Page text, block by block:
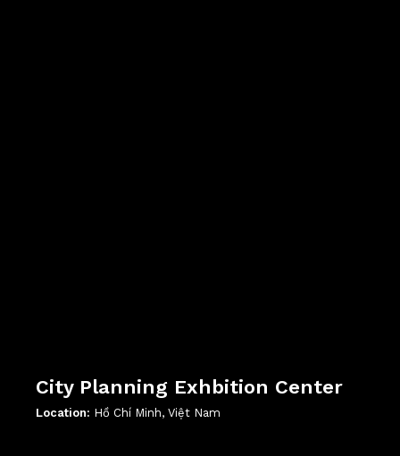
City Planning Exhbition Center
Location: Hồ Chí Minh, Việt Nam